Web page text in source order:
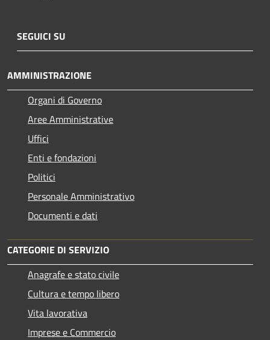
SEGUICI SU
AMMINISTRAZIONE
Organi di Governo
Aree Amministrative
Uffici
Enti e fondazioni
Politici
Personale Amministrativo
Documenti e dati
CATEGORIE DI SERVIZIO
Anagrafe e stato civile
Cultura e tempo libero
Vita lavorativa
Imprese e Commercio